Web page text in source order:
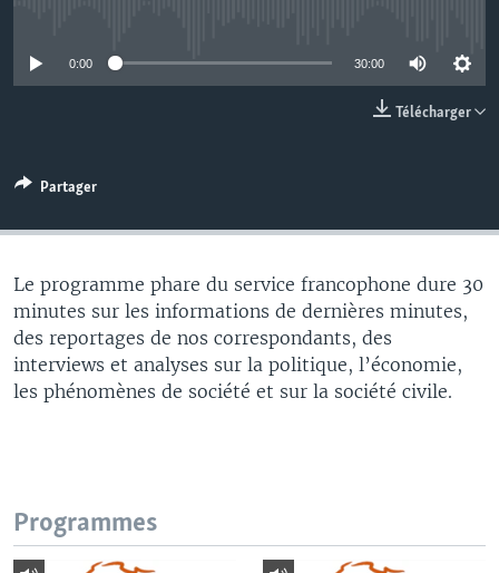
0:00 30:00
Télécharger
Partager
Le programme phare du service francophone dure 30
minutes sur les informations de dernières minutes,
des reportages de nos correspondants, des
interviews et analyses sur la politique, l’économie,
les phénomènes de société et sur la société civile.
Programmes